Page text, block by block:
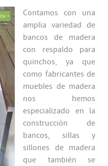
Contamos con una
amplia variedad de
bancos de madera
con respaldo para
quinchos, ya que
como fabricantes de
muebles de madera
nos hemos
especializado en la
construcción de
bancos, sillas y
sillones de madera
que también se